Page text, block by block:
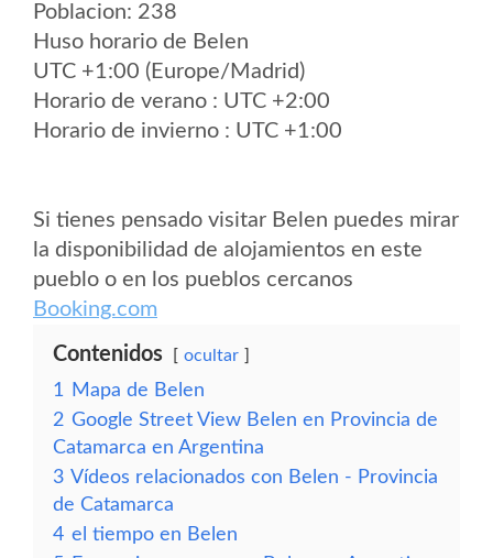
Poblacion: 238
Huso horario de Belen
UTC +1:00 (Europe/Madrid)
Horario de verano : UTC +2:00
Horario de invierno : UTC +1:00
Si tienes pensado visitar Belen puedes mirar
la disponibilidad de alojamientos en este
pueblo o en los pueblos cercanos
Booking.com
Contenidos ocultar
1
Mapa de Belen
2 Google Street View Belen en Provincia de
Catamarca en Argentina
3 Vídeos relacionados con Belen - Provincia
de Catamarca
4 el tiempo en Belen